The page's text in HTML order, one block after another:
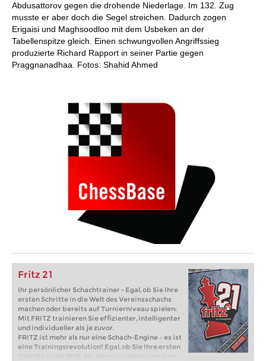
Abdusattorov gegen die drohende Niederlage. Im 132. Zug
musste er aber doch die Segel streichen. Dadurch zogen
Erigaisi und Maghsoodloo mit dem Usbeken an der
Tabellenspitze gleich. Einen schwungvollen Angriffssieg
produzierte Richard Rapport in seiner Partie gegen
Praggnanadhaa. Fotos: Shahid Ahmed
Fritz 21
Ihr persönlicher Schachtrainer - Egal, ob Sie Ihre
ersten Schritte in die Welt des Vereinsschachs
machen oder bereits auf Turnierniveau spielen:
Mit FRITZ trainieren Sie effizienter, intelligenter
und individueller als je zuvor.
FRITZ ist mehr als nur eine Schach-Engine – es ist
eine Trainingsrevolution! Egal, ob Sie Ihre ersten
Schritte in die Welt des Vereinsschachs machen